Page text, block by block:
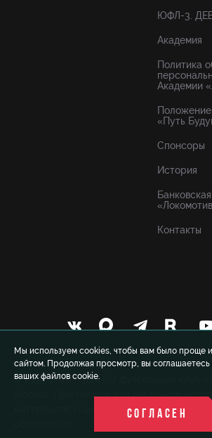
Мы используем cookies, чтобы вам было проще
сайтом. Продолжая просмотр, вы соглашаетесь
ваших файлов cookie.
СОГЛАСЕН
ЮФЛ-3.
Академия
Политика
Академии
«Путь
Спонсоры
История
Контакты
© 1999-2026 FCLM.RU Футбольный клуб
Москва. При полном или частичном
материалов ссылка на официальный